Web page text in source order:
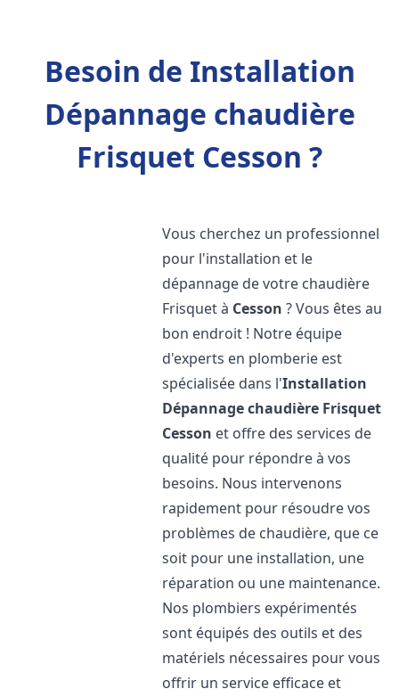
Besoin de Installation
Dépannage chaudière
Frisquet Cesson ?
Vous cherchez un professionnel
pour l'installation et le
dépannage de votre chaudière
Frisquet à Cesson ? Vous êtes au
bon endroit ! Notre équipe
d'experts en plomberie est
spécialisée dans l'Installation
Dépannage chaudière Frisquet
Cesson et offre des services de
qualité pour répondre à vos
besoins. Nous intervenons
rapidement pour résoudre vos
problèmes de chaudière, que ce
soit pour une installation, une
réparation ou une maintenance.
Nos plombiers expérimentés
sont équipés des outils et des
matériels nécessaires pour vous
offrir un service efficace et